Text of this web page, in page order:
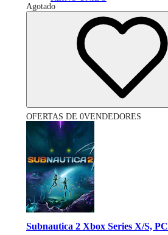
Agotado
OFERTAS DE 0VENDEDORES
Subnautica 2 Xbox Series X/S, PC